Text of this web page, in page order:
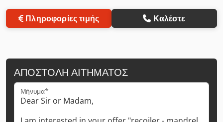
Πληροφορίες τιμής Καλέστε
ΑΠΟΣΤΟΛΉ ΑΙΤΉΜΑΤΟΣ
Μήνυμα*